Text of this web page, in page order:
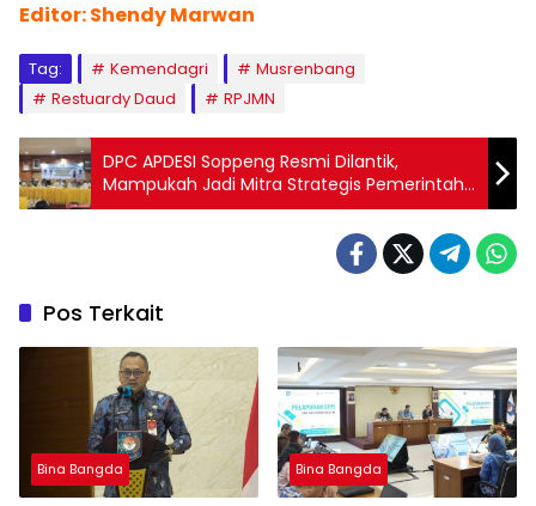
Editor: Shendy Marwan
Tag: Kemendagri
Musrenbang
Restuardy Daud
RPJMN
DPC APDESI Soppeng Resmi Dilantik,
Mampukah Jadi Mitra Strategis Pemerintah
Daerah?
Pos Terkait
Bina Bangda Bina Bangda